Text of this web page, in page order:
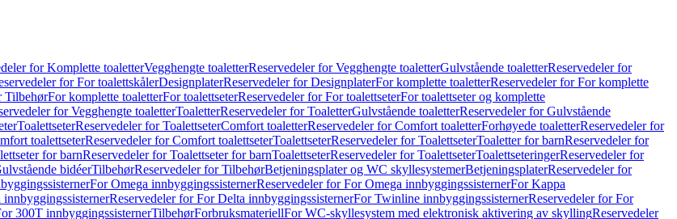
for Komplette toaletterVegghengte toaletterReservedeler for Vegghengte toaletterGulvstående toaletterReservedeler for
for For toalettskålerDesignplaterReservedeler for DesignplaterFor komplette toaletterReservedeler for For komplette
TilbehørFor komplette toaletterFor toalettseterReservedeler for For toalettseterFor toalettseter og komplette
for Vegghengte toaletterToaletterReservedeler for ToaletterGulvstående toaletterReservedeler for Gulvstående
ToalettseterReservedeler for ToalettseterComfort toaletterReservedeler for Comfort toaletterForhøyede toaletterReservedeler for
toalettseterReservedeler for Comfort toalettseterToalettseterReservedeler for ToalettseterToaletter for barnReservedeler for
for barnReservedeler for Toalettseter for barnToalettseterReservedeler for ToalettseterToalettseteringerReservedeler for
bidéerTilbehørReservedeler for TilbehørBetjeningsplater og WC skyllesystemerBetjeningsplaterReservedeler for
For Omega innbyggingssisternerReservedeler for For Omega innbyggingssisternerFor Kappa
Reservedeler for For Delta innbyggingssisternerFor Twinline innbyggingssisternerReservedeler for For
300T innbyggingssisternerTilbehørForbruksmateriellFor WC-skyllesystem med elektronisk aktivering av skyllingReservedeler